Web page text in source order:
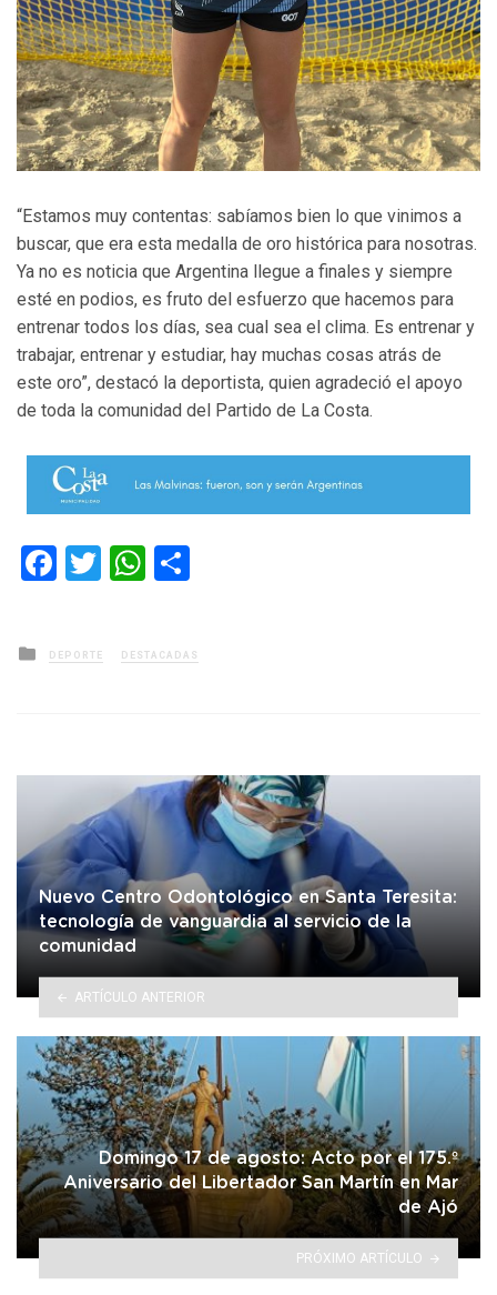
“Estamos muy contentas: sabíamos bien lo que vinimos a
buscar, que era esta medalla de oro histórica para nosotras.
Ya no es noticia que Argentina llegue a finales y siempre
esté en podios, es fruto del esfuerzo que hacemos para
entrenar todos los días, sea cual sea el clima. Es entrenar y
trabajar, entrenar y estudiar, hay muchas cosas atrás de
este oro”, destacó la deportista, quien agradeció el apoyo
de toda la comunidad del Partido de La Costa.
Facebook
TwitterWhatsApp
Posted
in
DEPORTE DESTACADAS
Nuevo Centro Odontológico en Santa Teresita:
tecnología de vanguardia al servicio de la
comunidad
ARTÍCULO ANTERIOR
Domingo 17 de agosto: Acto por el 175.º
Aniversario del Libertador San Martín en Mar
de Ajó
PRÓXIMO ARTÍCULO